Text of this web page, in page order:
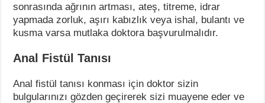
sonrasında ağrının artması, ateş, titreme, idrar
yapmada zorluk, aşırı kabızlık veya ishal, bulantı ve
kusma varsa mutlaka doktora başvurulmalıdır.
Anal Fistül Tanısı
Anal fistül tanısı konması için doktor sizin
bulgularınızı gözden geçirerek sizi muayene eder ve